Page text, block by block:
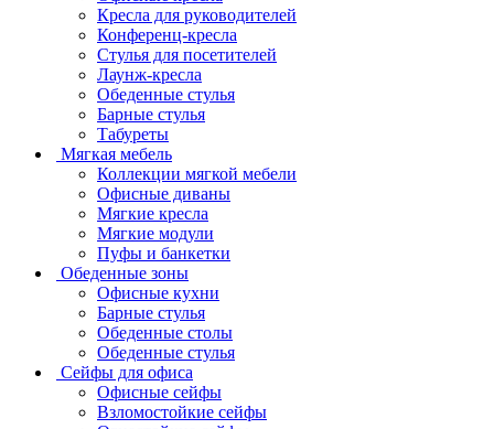
Кресла для руководителей
Конференц-кресла
Стулья для посетителей
Лаунж-кресла
Обеденные стулья
Барные стулья
Табуреты
Мягкая мебель
Коллекции мягкой мебели
Офисные диваны
Мягкие кресла
Мягкие модули
Пуфы и банкетки
Обеденные зоны
Офисные кухни
Барные стулья
Обеденные столы
Обеденные стулья
Сейфы для офиса
Офисные сейфы
Взломостойкие сейфы